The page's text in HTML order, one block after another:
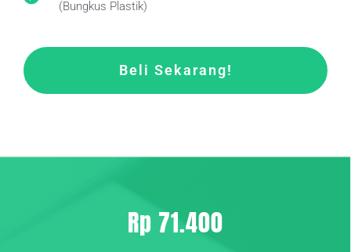
(Bungkus Plastik)
Beli Sekarang!
Rp 71.400